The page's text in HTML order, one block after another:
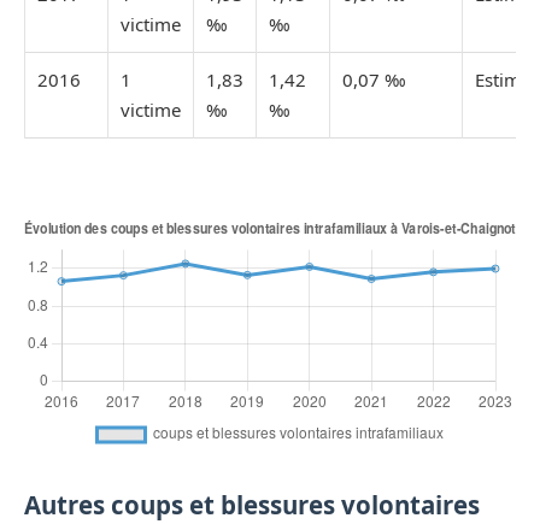
victime
‰
‰
2016
1
victime
1,83
‰
1,42
‰
0,07 ‰ Estimée
Autres coups et blessures volontaires